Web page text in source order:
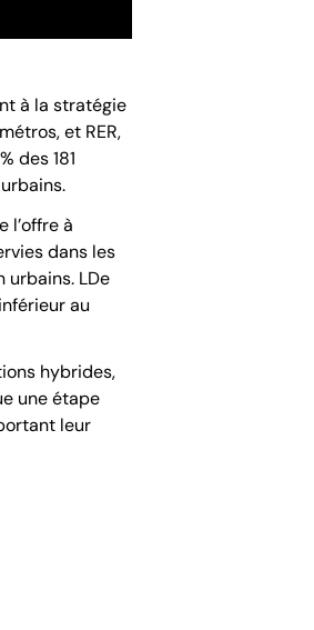
à la stratégie
et RER,
des 181
l’offre à
dans les
urbains. LDe
au
hybrides,
une étape
leur